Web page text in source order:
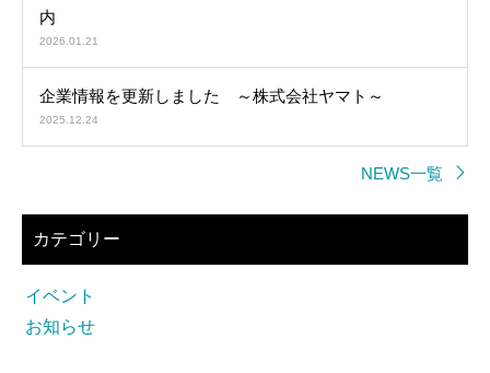
内
2026.01.21
企業情報を更新しました ～株式会社ヤマト～
2025.12.24
NEWS一覧
カテゴリー
イベント
お知らせ